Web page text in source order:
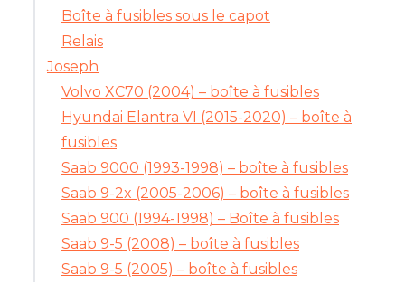
Boîte à fusibles sous le capot
Relais
Joseph
Volvo XC70 (2004) – boîte à fusibles
Hyundai Elantra VI (2015-2020) – boîte à
fusibles
Saab 9000 (1993-1998) – boîte à fusibles
Saab 9-2x (2005-2006) – boîte à fusibles
Saab 900 (1994-1998) – Boîte à fusibles
Saab 9-5 (2008) – boîte à fusibles
Saab 9-5 (2005) – boîte à fusibles